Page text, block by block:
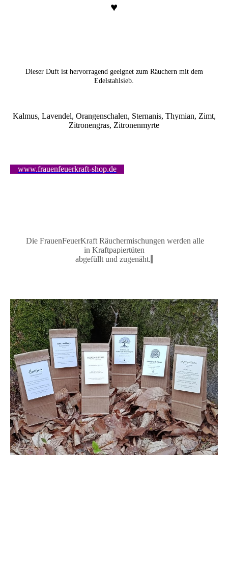
♥
Dieser Duft ist hervorragend geeignet zum Räuchern mit dem
Edelstahlsieb.
Kalmus, Lavendel, Orangenschalen, Sternanis, Thymian, Zimt,
Zitronengras, Zitronenmyrte
www.frauenfeuerkraft-shop.de
Die FrauenFeuerKraft Räuchermischungen werden alle
in Kraftpapiertüten
abgefüllt und zugenäht.